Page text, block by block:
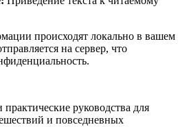
происходят локально в вашем
на сервер, что
руководства для
и повседневных